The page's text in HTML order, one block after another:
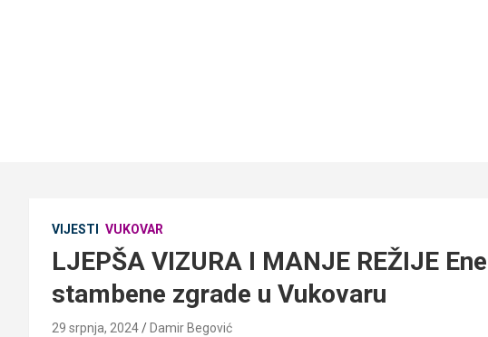
VIJESTI VUKOVAR
LJEPŠA VIZURA I MANJE REŽIJE
stambene zgrade u Vukovaru
29 srpnja, 2024 Damir Begović